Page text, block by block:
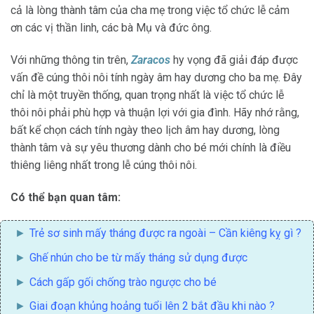
cả là lòng thành tâm của cha mẹ trong việc tổ chức lễ cảm
ơn các vị thần linh, các bà Mụ và đức ông.
Với những thông tin trên, Zaracos hy vọng đã giải đáp được
vấn đề cúng thôi nôi tính ngày âm hay dương cho ba mẹ. Đây
chỉ là một truyền thống, quan trọng nhất là việc tổ chức lễ
thôi nôi phải phù hợp và thuận lợi với gia đình. Hãy nhớ rằng,
bất kể chọn cách tính ngày theo lịch âm hay dương, lòng
thành tâm và sự yêu thương dành cho bé mới chính là điều
thiêng liêng nhất trong lễ cúng thôi nôi.
Có thể bạn quan tâm:
Trẻ sơ sinh mấy tháng được ra ngoài – Cần kiêng kỵ gì ?
Ghế nhún cho be từ mấy tháng sử dụng được
Cách gấp gối chống trào ngược cho bé
Giai đoạn khủng hoảng tuổi lên 2 bắt đầu khi nào ?